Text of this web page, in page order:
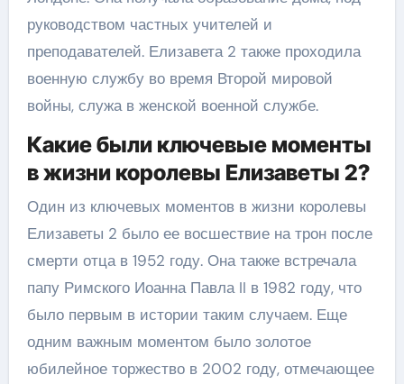
руководством частных учителей и
преподавателей. Елизавета 2 также проходила
военную службу во время Второй мировой
войны, служа в женской военной службе.
Какие были ключевые моменты
в жизни королевы Елизаветы 2?
Один из ключевых моментов в жизни королевы
Елизаветы 2 было ее восшествие на трон после
смерти отца в 1952 году. Она также встречала
папу Римского Иоанна Павла II в 1982 году, что
было первым в истории таким случаем. Еще
одним важным моментом было золотое
юбилейное торжество в 2002 году, отмечающее